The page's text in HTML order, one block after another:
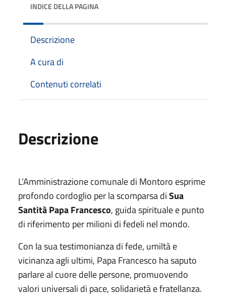
INDICE DELLA PAGINA
Descrizione
A cura di
Contenuti correlati
Descrizione
L’Amministrazione comunale di Montoro esprime
profondo cordoglio per la scomparsa diSua
Santità Papa Francesco, guida spirituale e punto
di riferimento per milioni di fedeli nel mondo.
Con la sua testimonianza di fede, umiltà e
vicinanza agli ultimi, Papa Francesco ha saputo
parlare al cuore delle persone, promuovendo
valori universali di pace, solidarietà e fratellanza.